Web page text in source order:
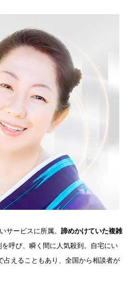
サービスに所属。 諦めかけていた複雑
を呼び、瞬く間に人気殺到。自宅にい
占えることもあり、全国から相談者が